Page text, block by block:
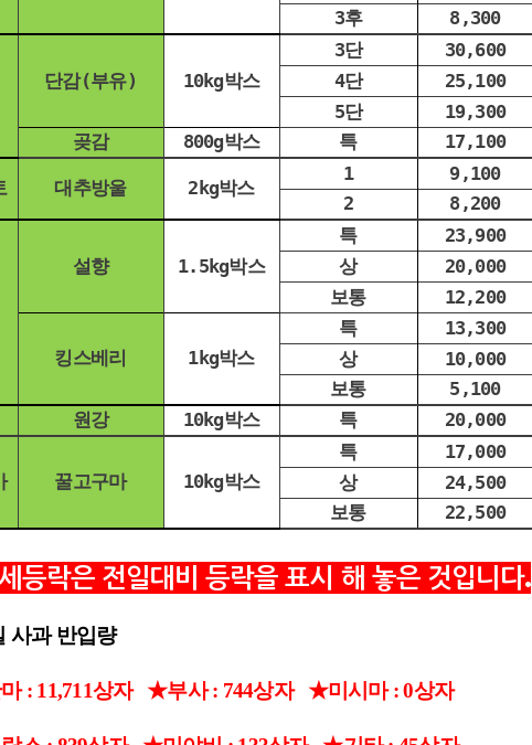
3후
8,300
단감(부유) 10kg박스
3단 30,600
4단 25,100
5단
19,300
곶감
800g박스 특 17,100
대추방울 2kg박스
1 9,100
2 8,200
설향 1.5kg박스
특 23,900
상 20,000
보통
12,200
킹스베리 1kg박스
특 13,300
상 10,000
보통
5,100
원강
10kg박스 특 20,000
꿀고구마 10kg박스
특 17,000
상 24,500
보통
22,500
등락은 전일대비 등락을 표시 해 놓은 것입니다.
사과 반입량
: 11,711상자★부사 : 744상자 ★미시마 : 0상자